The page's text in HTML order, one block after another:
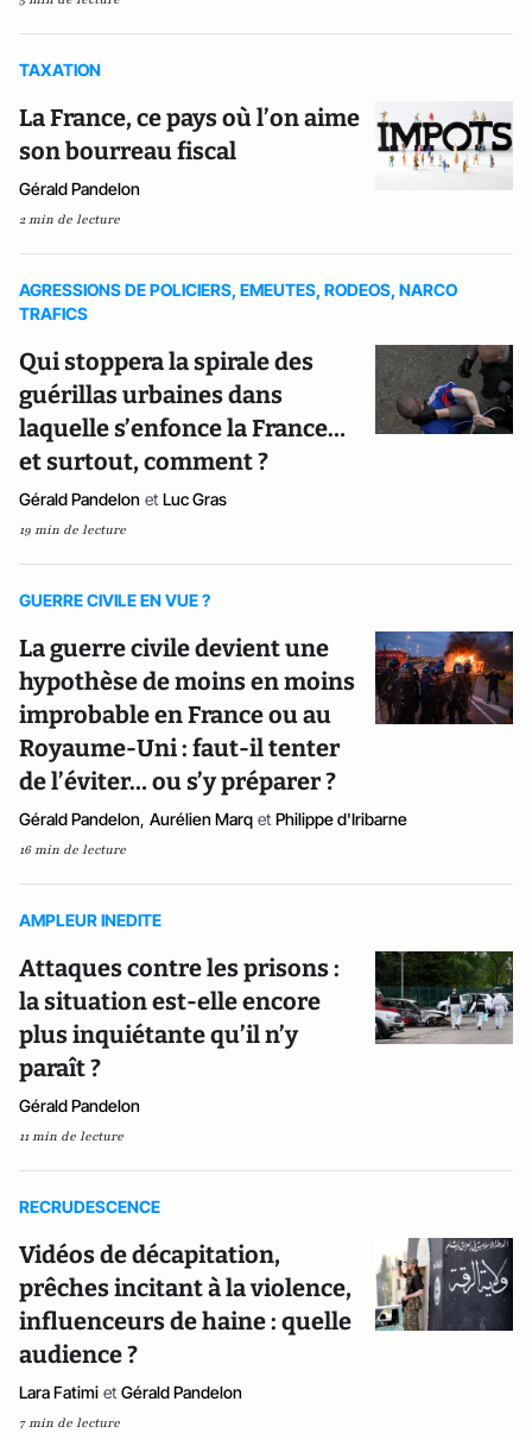
TAXATION
La France, ce pays où l’on aime
son bourreau fiscal
Gérald Pandelon
2 min de lecture
AGRESSIONS DE POLICIERS, EMEUTES, RODEOS, NARCO
TRAFICS
Qui stoppera la spirale des
guérillas urbaines dans
laquelle s’enfonce la France…
et surtout, comment ?
Gérald Pandelon et Luc Gras
19 min de lecture
GUERRE CIVILE EN VUE ?
La guerre civile devient une
hypothèse de moins en moins
improbable en France ou au
Royaume-Uni : faut-il tenter
de l’éviter… ou s’y préparer ?
Gérald Pandelon, Aurélien Marq et Philippe d'Iribarne
16 min de lecture
AMPLEUR INEDITE
Attaques contre les prisons :
la situation est-elle encore
plus inquiétante qu’il n’y
paraît ?
Gérald Pandelon
11 min de lecture
RECRUDESCENCE
Vidéos de décapitation,
prêches incitant à la violence,
influenceurs de haine : quelle
audience ?
Lara Fatimi et Gérald Pandelon
7 min de lecture